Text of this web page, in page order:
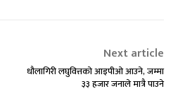
Next article
धौलागिरी लघुवित्तको आइपीओ आउने, जम्मा
३३ हजार जनाले मात्रै पाउने